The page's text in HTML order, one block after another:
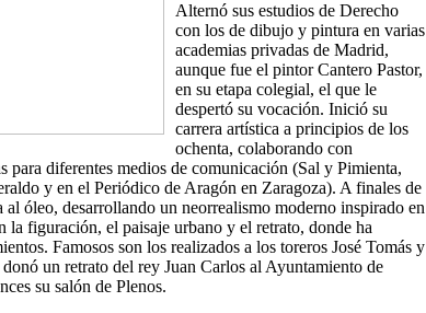
Alternó sus estudios de Derecho
con los de dibujo y pintura en varias
academias privadas de Madrid,
aunque fue el pintor Cantero Pastor,
en su etapa colegial, el que le
despertó su vocación. Inició su
carrera artística a principios de los
ochenta, colaborando con
para diferentes medios de comunicación (Sal y Pimienta,
y en el Periódico de Aragón en Zaragoza). A finales de
al óleo, desarrollando un neorrealismo moderno inspirado en
la figuración, el paisaje urbano y el retrato, donde ha
Famosos son los realizados a los toreros José Tomás y
un retrato del rey Juan Carlos al Ayuntamiento de
su salón de Plenos.